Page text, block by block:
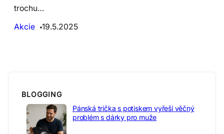
trochu…
Akcie
19.5.2025
BLOGGING
Pánská trička s potiskem vyřeší věčný
problém s dárky pro muže